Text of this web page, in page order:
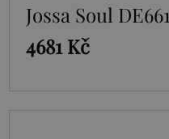
Jossa Soul DE661
4681 Kč